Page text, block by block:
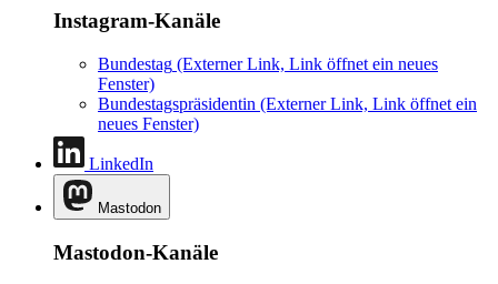
Instagram-Kanäle
Bundestag (Externer Link, Link öffnet ein neues
Fenster)
Bundestagspräsidentin (Externer Link, Link öffnet ein
neues Fenster)
LinkedIn
Mastodon
Mastodon-Kanäle